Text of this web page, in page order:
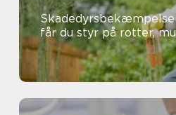
Skadedyrsbekæmpelse
får du styr på rotter,